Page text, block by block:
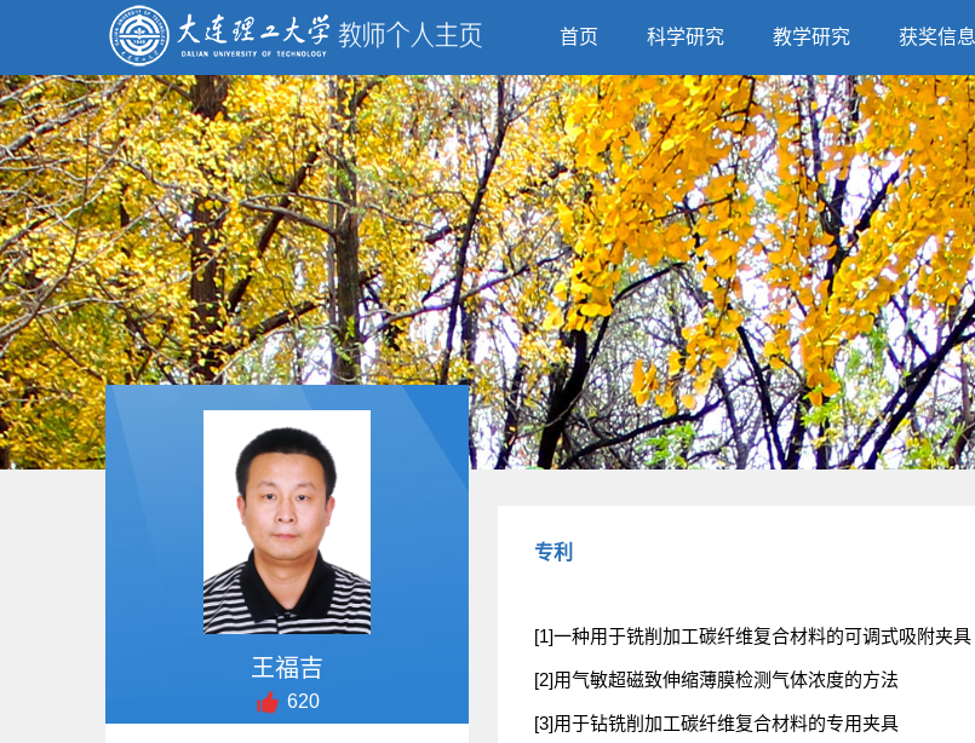
首页 科学研究 教学研究 获奖信息
王福吉
620
专利
[1]一种用于铣削加工碳纤维复合材料的可调式吸附夹具
[2]用气敏超磁致伸缩薄膜检测气体浓度的方法
[3]用于钻铣削加工碳纤维复合材料的专用夹具